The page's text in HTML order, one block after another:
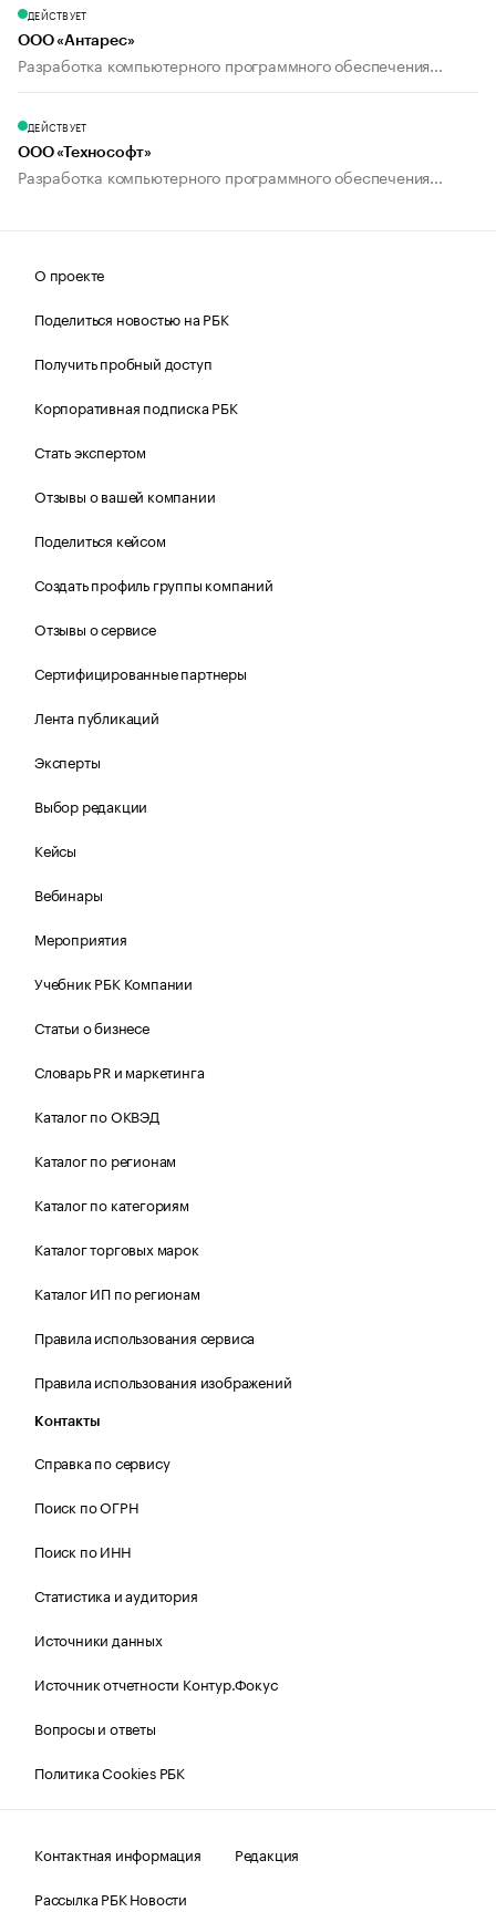
ДЕЙСТВУЕТ
ООО «Антарес»
Разработка компьютерного программного обеспечения...
ДЕЙСТВУЕТ
ООО «Технософт»
Разработка компьютерного программного обеспечения...
О проекте
Поделиться новостью на РБК
Получить пробный доступ
Корпоративная подписка РБК
Стать экспертом
Отзывы о вашей компании
Поделиться кейсом
Создать профиль группы компаний
Отзывы о сервисе
Сертифицированные партнеры
Лента публикаций
Эксперты
Выбор редакции
Кейсы
Вебинары
Мероприятия
Учебник РБК Компании
Статьи о бизнесе
Словарь PR и маркетинга
Каталог по ОКВЭД
Каталог по регионам
Каталог по категориям
Каталог торговых марок
Каталог ИП по регионам
Правила использования сервиса
Правила использования изображений
Контакты
Справка по сервису
Поиск по ОГРН
Поиск по ИНН
Статистика и аудитория
Источники данных
Источник отчетности Контур.Фокус
Вопросы и ответы
Политика Cookies РБК
Контактная информация
Редакция
Рассылка РБК Новости